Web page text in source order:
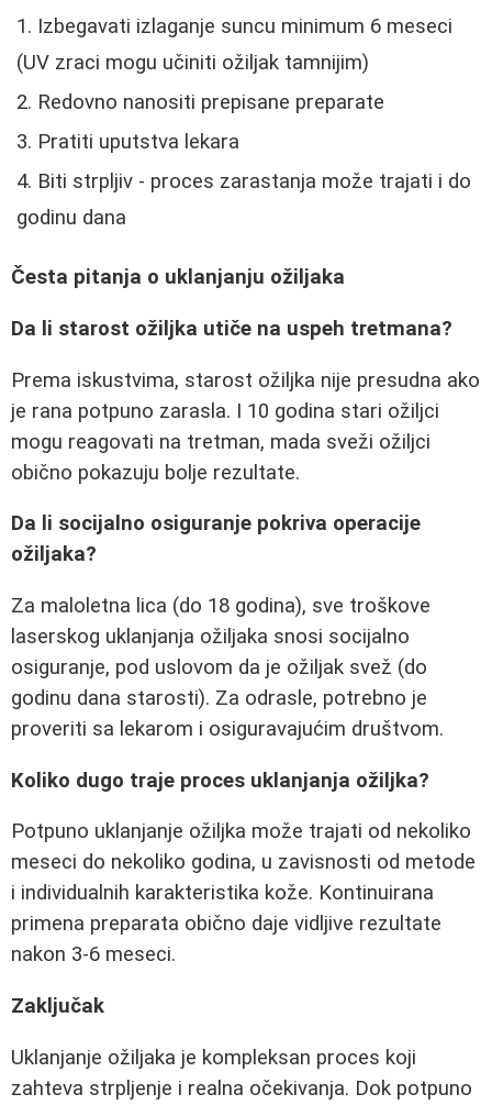
Izbegavati izlaganje suncu minimum 6 meseci
(UV zraci mogu učiniti ožiljak tamnijim)
Redovno nanositi prepisane preparate
Pratiti uputstva lekara
Biti strpljiv - proces zarastanja može trajati i do
godinu dana
Česta pitanja o uklanjanju ožiljaka
Da li starost ožiljka utiče na uspeh tretmana?
Prema iskustvima, starost ožiljka nije presudna ako
je rana potpuno zarasla. I 10 godina stari ožiljci
mogu reagovati na tretman, mada sveži ožiljci
obično pokazuju bolje rezultate.
Da li socijalno osiguranje pokriva operacije
ožiljaka?
Za maloletna lica (do 18 godina), sve troškove
laserskog uklanjanja ožiljaka snosi socijalno
osiguranje, pod uslovom da je ožiljak svež (do
godinu dana starosti). Za odrasle, potrebno je
proveriti sa lekarom i osiguravajućim društvom.
Koliko dugo traje proces uklanjanja ožiljka?
Potpuno uklanjanje ožiljka može trajati od nekoliko
meseci do nekoliko godina, u zavisnosti od metode
i individualnih karakteristika kože. Kontinuirana
primena preparata obično daje vidljive rezultate
nakon 3-6 meseci.
Zaključak
Uklanjanje ožiljaka je kompleksan proces koji
zahteva strpljenje i realna očekivanja. Dok potpuno